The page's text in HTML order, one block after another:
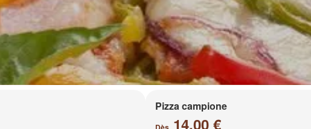
Pizza campione
14.00 €